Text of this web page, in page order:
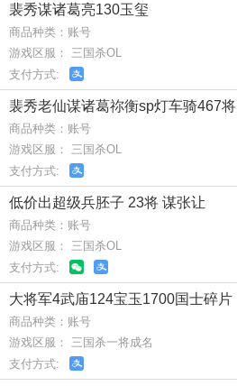
裴秀谋诸葛亮130玉玺
商品种类：账号
游戏区服： 三国杀OL
支付方式:
裴秀老仙谋诸葛祢衡sp灯车骑467将
商品种类：账号
游戏区服： 三国杀OL
支付方式:
低价出超级兵胚子 23将 谋张让
商品种类：账号
游戏区服： 三国杀OL
支付方式:
大将军4武庙124宝玉1700国士碎片
商品种类：账号
游戏区服： 三国杀一将成名
支付方式: